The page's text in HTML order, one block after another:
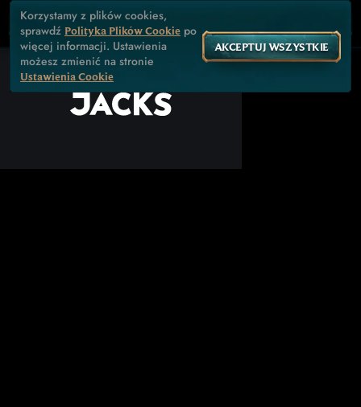
Korzystamy z plików cookies,
sprawdź Polityka Plików Cookie po
więcej informacji. Ustawienia
możesz zmienić na stronie
Ustawienia Cookie
AKCEPTUJ WSZYSTKIE